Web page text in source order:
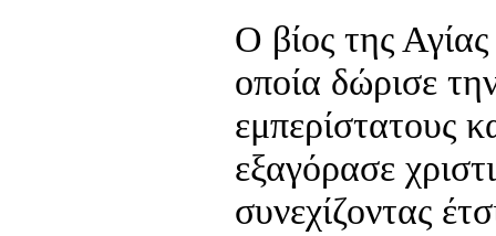
Ο βίος της
οποία δώρισε
εμπερίστατους
εξαγόρασε
συνεχίζοντας